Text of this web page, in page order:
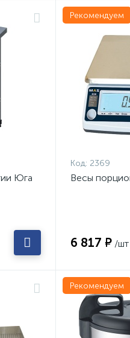
Юга
Рекомендуем
Код: 2369
Весы
6 817 ₽ /шт
Рекомендуем